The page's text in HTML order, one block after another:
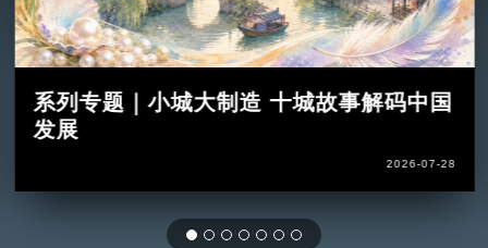
系列专题｜小城大制造 十城故事解码中国
发展
2026-07-28